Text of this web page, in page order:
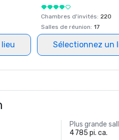
Chambres d'invités: 220
Salles de réunion: 17
Sélectionnez un
Plus grande
4 785 pi. ca.